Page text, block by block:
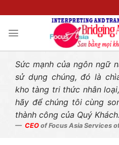
Sức mạnh của ngôn ngữ
sử dụng chúng, đó là
kho tàng tri thức nhân
hãy để chúng tôi cùng
thành công của Quý Khách.
CEO of Focus Asia Services